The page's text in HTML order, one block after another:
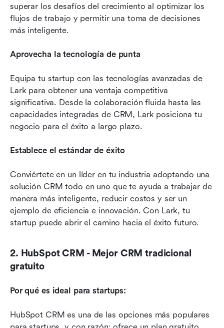
superar los desafíos del crecimiento al optimizar los
flujos de trabajo y permitir una toma de decisiones
más inteligente.
Aprovecha la tecnología de punta
Equipa tu startup con las tecnologías avanzadas de
Lark para obtener una ventaja competitiva
significativa. Desde la colaboración fluida hasta las
capacidades integradas de CRM, Lark posiciona tu
negocio para el éxito a largo plazo.
Establece el estándar de éxito
Conviértete en un líder en tu industria adoptando una
solución CRM todo en uno que te ayuda a trabajar de
manera más inteligente, reducir costos y ser un
ejemplo de eficiencia e innovación. Con Lark, tu
startup puede abrir el camino hacia el éxito futuro.
2. HubSpot CRM - Mejor CRM tradicional
gratuito
Por qué es ideal para startups:
HubSpot CRM es una de las opciones más populares